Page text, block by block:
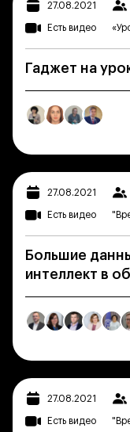
27.08.2021
Есть видео
Гаджет на
27.08.2021
Есть видео
Большие
интеллект в
27.08.2021
Есть видео